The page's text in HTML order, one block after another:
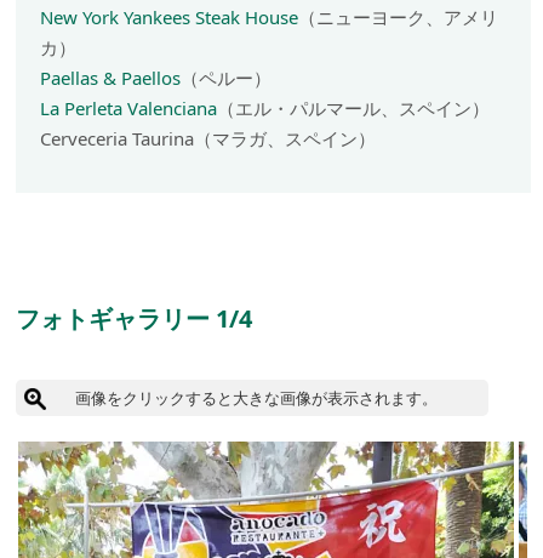
New York Yankees Steak House （ニューヨーク、アメリ
カ）
Paellas & Paellos （ペルー）
La Perleta Valenciana （エル・パルマール、スペイン）
Cerveceria Taurina（マラガ、スペイン）
フォトギャラリー 1/4
画像をクリックすると大きな画像が表示されます。